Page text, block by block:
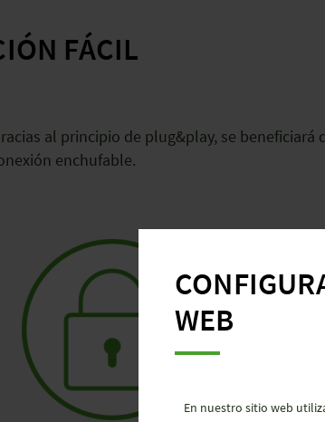
FÁCIL
al principio de plug&play, se beneficiará
enchufable.
WEB
En nuestro sitio web